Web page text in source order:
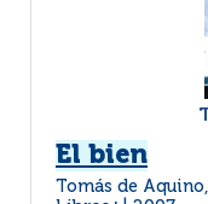
El bien
Tomás de